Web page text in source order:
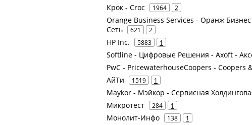
Крок - Croc 1964 2
Orange Business Services - Оранж
Сеть
621 2
HP Inc. 5883 1
Softline - Цифровые Решения - Axoft -
PwC - PricewaterhouseCoopers - Coopers
АйТи 1519 1
Maykor - Мэйкор - Сервисная
Микротест 284 1
Монолит-Инфо 138 1